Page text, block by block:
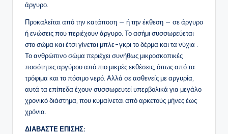
άργυρο.
Προκαλείται από την κατάποση — ή την έκθεση — σε άργυρο
ή ενώσεις που περιέχουν άργυρο. Το ασήμι συσσωρεύεται
στο σώμα και έτσι γίνεται μπλε-γκρι το δέρμα και τα νύχια .
Το ανθρώπινο σώμα περιέχει συνήθως μικροσκοπικές
ποσότητες αργύρου από πιο μικρές εκθέσεις, όπως από τα
τρόφιμα και το πόσιμο νερό. Αλλά σε ασθενείς με αργυρία,
αυτά τα επίπεδα έχουν συσσωρευτεί υπερβολικά για μεγάλο
χρονικό διάστημα, που κυμαίνεται από αρκετούς μήνες έως
χρόνια.
ΔΙΑΒΑΣΤΕ ΕΠΙΣΗΣ: